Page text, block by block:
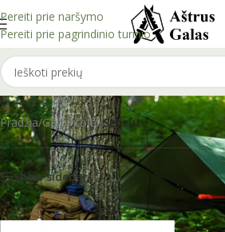
Pereiti prie naršymo
Pereiti prie pagrindinio turinio
Sencut
Pradžia/Gamintojai/Sencut
Show sidebar